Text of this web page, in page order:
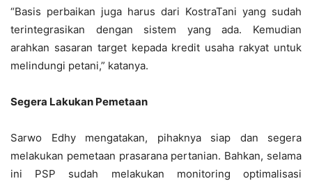
“Basis perbaikan juga harus dari KostraTani yang sudah
terintegrasikan dengan sistem yang ada. Kemudian
arahkan sasaran target kepada kredit usaha rakyat untuk
melindungi petani,” katanya.
Segera Lakukan Pemetaan
Sarwo Edhy mengatakan, pihaknya siap dan segera
melakukan pemetaan prasarana pertanian. Bahkan, selama
ini PSP sudah melakukan monitoring optimalisasi